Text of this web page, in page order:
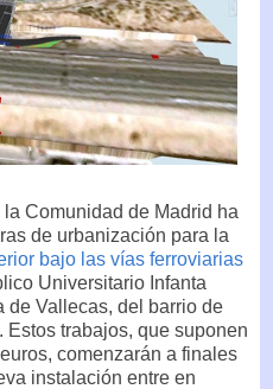
Comunidad de Madrid ha
de urbanización para la
bajo las vías ferroviarias
Universitario Infanta
de Vallecas, del barrio de
trabajos, que suponen
comenzarán a finales
instalación entre en